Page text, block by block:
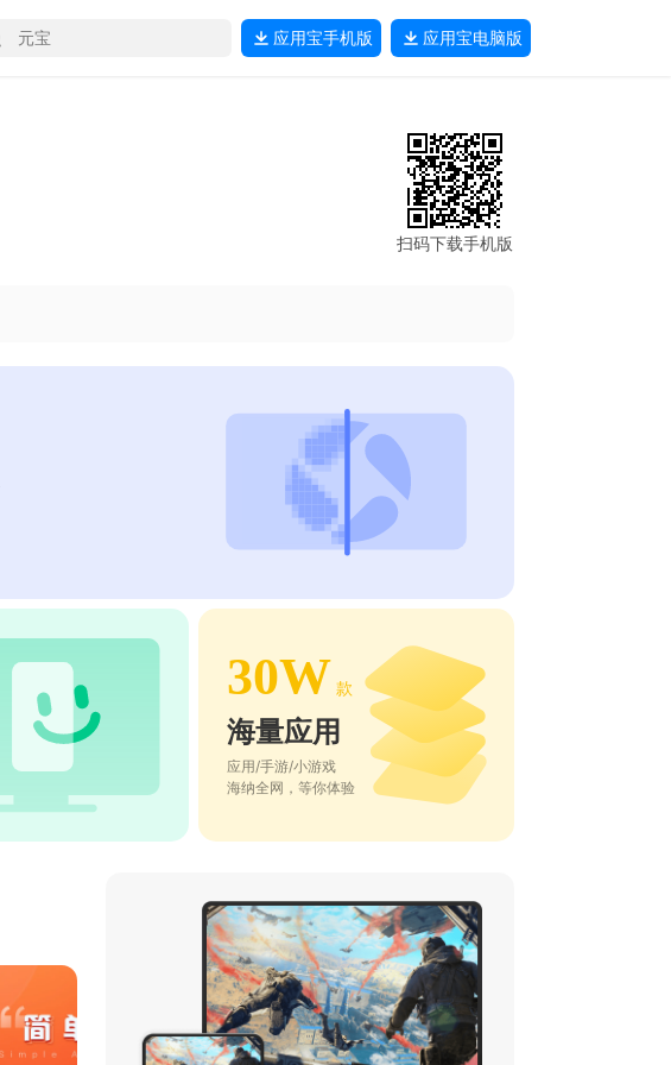
应用宝手机版 应用宝电脑版
扫码下载手机版
30W 款
海量应用
应用/手游/小游戏
海纳全网，等你体验